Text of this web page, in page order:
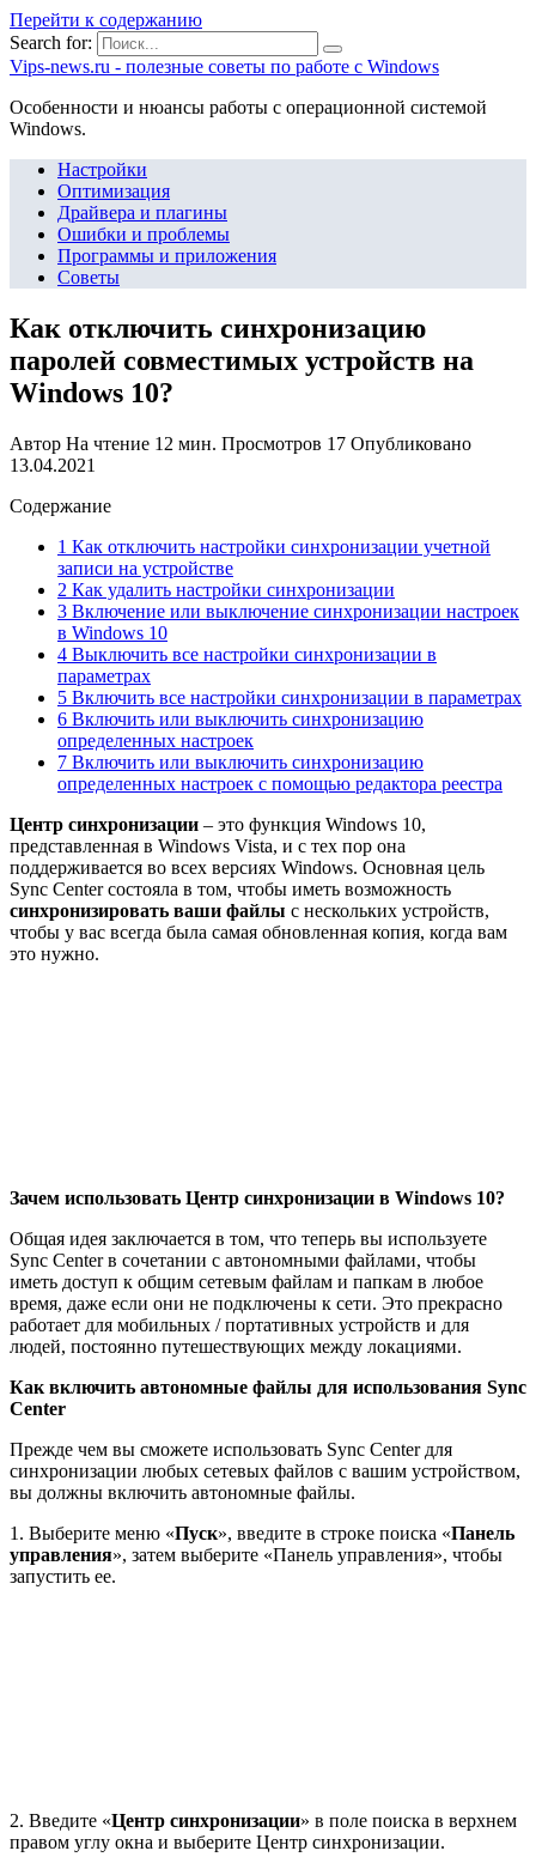
Перейти к содержанию
Search for:
Vips-news.ru - полезные советы по работе с Windows
Особенности и нюансы работы с операционной системой
Windows.
Настройки
Оптимизация
Драйвера и плагины
Ошибки и проблемы
Программы и приложения
Советы
Как отключить синхронизацию
паролей совместимых устройств на
Windows 10?
Автор На чтение 12 мин. Просмотров 17 Опубликовано
13.04.2021
Содержание
1 Как отключить настройки синхронизации учетной
записи на устройстве
2 Как удалить настройки синхронизации
3 Включение или выключение синхронизации настроек
в Windows 10
4 Выключить все настройки синхронизации в
параметрах
5 Включить все настройки синхронизации в параметрах
6 Включить или выключить синхронизацию
определенных настроек
7 Включить или выключить синхронизацию
определенных настроек с помощью редактора реестра
Центр синхронизации – это функция Windows 10,
представленная в Windows Vista, и с тех пор она
поддерживается во всех версиях Windows. Основная цель
Sync Center состояла в том, чтобы иметь возможность
синхронизировать ваши файлы с нескольких устройств,
чтобы у вас всегда была самая обновленная копия, когда вам
это нужно.
Зачем использовать Центр синхронизации в Windows 10?
Общая идея заключается в том, что теперь вы используете
Sync Center в сочетании с автономными файлами, чтобы
иметь доступ к общим сетевым файлам и папкам в любое
время, даже если они не подключены к сети. Это прекрасно
работает для мобильных / портативных устройств и для
людей, постоянно путешествующих между локациями.
Как включить автономные файлы для использования Sync
Center
Прежде чем вы сможете использовать Sync Center для
синхронизации любых сетевых файлов с вашим устройством,
вы должны включить автономные файлы.
1. Выберите меню «Пуск», введите в строке поиска «Панель
управления», затем выберите «Панель управления», чтобы
запустить ее.
2. Введите «Центр синхронизации» в поле поиска в верхнем
правом углу окна и выберите Центр синхронизации.